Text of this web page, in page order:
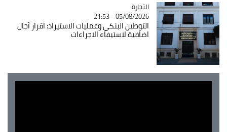
Catégorie
التجارة
05/08/2026 - 21:53
التوطين البنكي وعمليات الاستيراد: اقرار آجال
اضافية لاستيفاء الاجراءات